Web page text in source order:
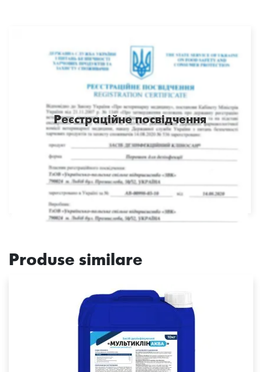
Реєстраційне посвідчення
Produse similare